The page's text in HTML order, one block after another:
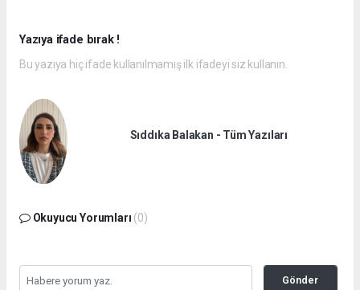
Yazıya ifade bırak !
Bu yazıya hiç ifade kullanılmamış ilk ifadeyi siz kullanın.
Sıddıka Balakan - Tüm Yazıları
Okuyucu Yorumları (0)
Gönder